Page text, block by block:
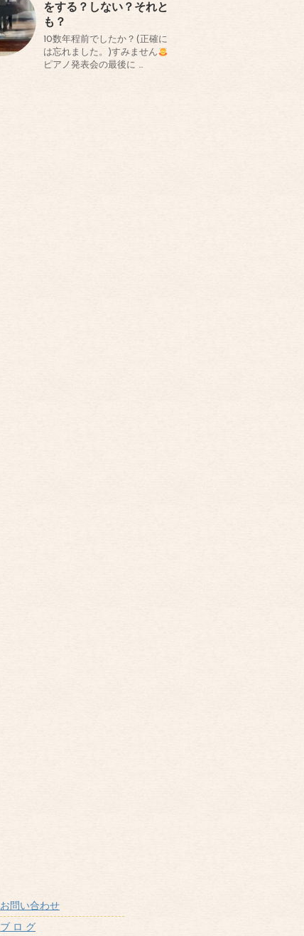
をする？しない？それと
も？
10数年程前でしたか？(正確に
は忘れました。)すみません
ピアノ発表会の最後に …
お問い合わせ
ブ ロ グ